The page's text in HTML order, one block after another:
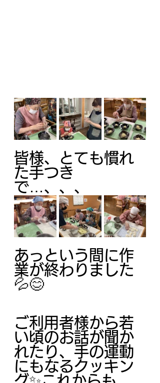
皆様、とても慣れ
た手つき
で…、、、
あっという間に作
業が終わりました
💦😊
ご利用者様から若
い頃のお話が聞か
れたり、手の運動
にもなるクッキン